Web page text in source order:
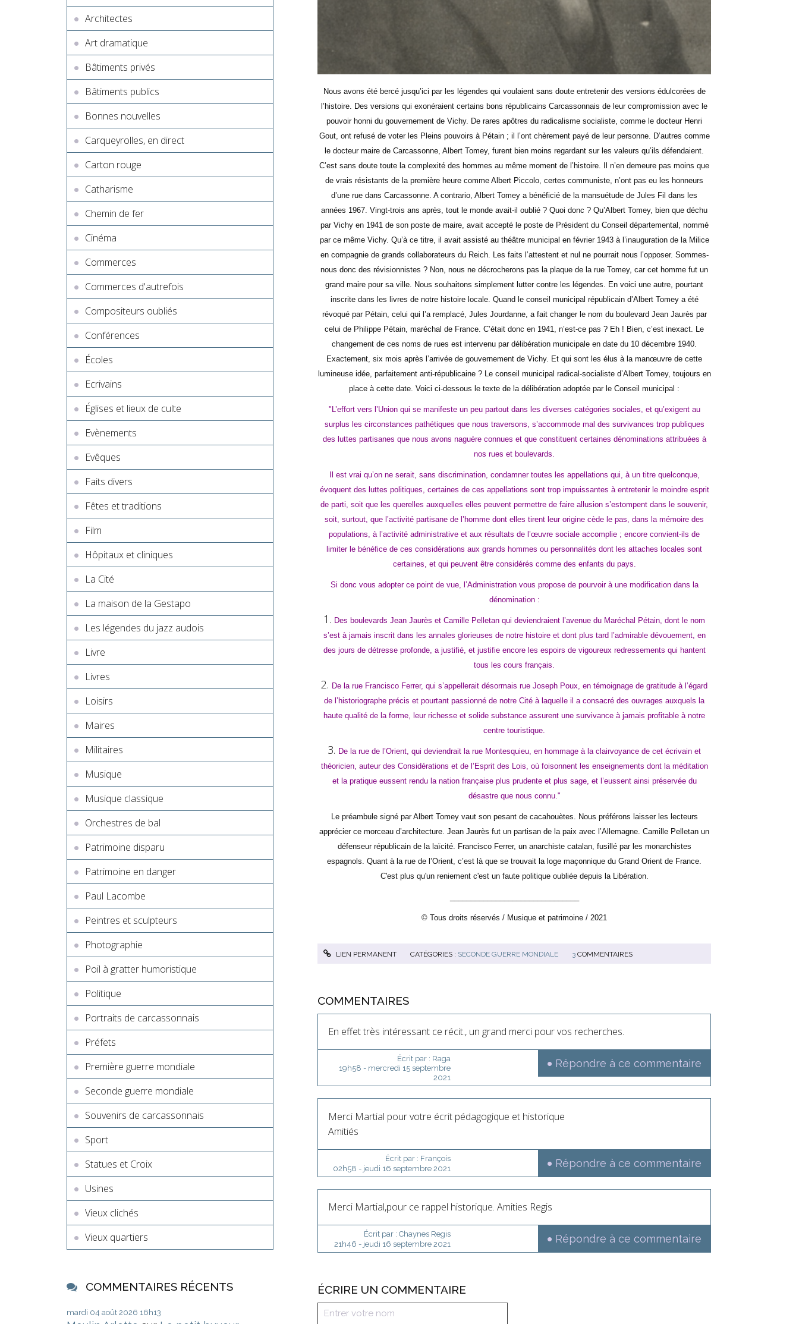
Architectes
Art dramatique
Bâtiments privés
Bâtiments publics
Bonnes nouvelles
Carqueyrolles, en direct
Carton rouge
Catharisme
Chemin de fer
Cinéma
Commerces
Commerces d'autrefois
Compositeurs oubliés
Conférences
Écoles
Ecrivains
Églises et lieux de culte
Evènements
Evêques
Faits divers
Fêtes et traditions
Film
Hôpitaux et cliniques
La Cité
La maison de la Gestapo
Les légendes du jazz audois
Livre
Livres
Loisirs
Maires
Militaires
Musique
Musique classique
Orchestres de bal
Patrimoine disparu
Patrimoine en danger
Paul Lacombe
Peintres et sculpteurs
Photographie
Poil à gratter humoristique
Politique
Portraits de carcassonnais
Préfets
Première guerre mondiale
Seconde guerre mondiale
Souvenirs de carcassonnais
Sport
Statues et Croix
Usines
Vieux clichés
Vieux quartiers
COMMENTAIRES RÉCENTS
mardi 04 août 2026 16h13
Nous avons été bercé jusqu’ici par les légendes qui voulaient sans doute entretenir des versions édulcorées de
l’histoire. Des versions qui exonéraient certains bons républicains Carcassonnais de leur compromission avec le
pouvoir honni du gouvernement de Vichy. De rares apôtres du radicalisme socialiste, comme le docteur Henri
Gout, ont refusé de voter les Pleins pouvoirs à Pétain ; il l’ont chèrement payé de leur personne. D’autres comme
le docteur maire de Carcassonne, Albert Tomey, furent bien moins regardant sur les valeurs qu’ils défendaient.
C’est sans doute toute la complexité des hommes au même moment de l’histoire. Il n’en demeure pas moins que
de vrais résistants de la première heure comme Albert Piccolo, certes communiste, n’ont pas eu les honneurs
d’une rue dans Carcassonne. A contrario, Albert Tomey a bénéficié de la mansuétude de Jules Fil dans les
années 1967. Vingt-trois ans après, tout le monde avait-il oublié ? Quoi donc ? Qu’Albert Tomey, bien que déchu
par Vichy en 1941 de son poste de maire, avait accepté le poste de Président du Conseil départemental, nommé
par ce même Vichy. Qu’à ce titre, il avait assisté au théâtre municipal en février 1943 à l’inauguration de la Milice
en compagnie de grands collaborateurs du Reich. Les faits l’attestent et nul ne pourrait nous l’opposer. Sommes-
nous donc des révisionnistes ? Non, nous ne décrocherons pas la plaque de la rue Tomey, car cet homme fut un
grand maire pour sa ville. Nous souhaitons simplement lutter contre les légendes. En voici une autre, pourtant
inscrite dans les livres de notre histoire locale. Quand le conseil municipal républicain d’Albert Tomey a été
révoqué par Pétain, celui qui l’a remplacé, Jules Jourdanne, a fait changer le nom du boulevard Jean Jaurès par
celui de Philippe Pétain, maréchal de France. C’était donc en 1941, n’est-ce pas ? Eh ! Bien, c’est inexact. Le
changement de ces noms de rues est intervenu par délibération municipale en date du 10 décembre 1940.
Exactement, six mois après l’arrivée de gouvernement de Vichy. Et qui sont les élus à la manœuvre de cette
lumineuse idée, parfaitement anti-républicaine ? Le conseil municipal radical-socialiste d’Albert Tomey, toujours en
place à cette date. Voici ci-dessous le texte de la délibération adoptée par le Conseil municipal :
"L’effort vers l’Union qui se manifeste un peu partout dans les diverses catégories sociales, et qu’exigent au
surplus les circonstances pathétiques que nous traversons, s’accommode mal des survivances trop publiques
des luttes partisanes que nous avons naguère connues et que constituent certaines dénominations attribuées à
nos rues et boulevards.
Il est vrai qu’on ne serait, sans discrimination, condamner toutes les appellations qui, à un titre quelconque,
évoquent des luttes politiques, certaines de ces appellations sont trop impuissantes à entretenir le moindre esprit
de parti, soit que les querelles auxquelles elles peuvent permettre de faire allusion s’estompent dans le souvenir,
soit, surtout, que l’activité partisane de l’homme dont elles tirent leur origine cède le pas, dans la mémoire des
populations, à l’activité administrative et aux résultats de l’œuvre sociale accomplie ; encore convient-ils de
limiter le bénéfice de ces considérations aux grands hommes ou personnalités dont les attaches locales sont
certaines, et qui peuvent être considérés comme des enfants du pays.
Si donc vous adopter ce point de vue, l’Administration vous propose de pourvoir à une modification dans la
dénomination :
Des boulevards Jean Jaurès et Camille Pelletan qui deviendraient l’avenue du Maréchal Pétain, dont le nom
s’est à jamais inscrit dans les annales glorieuses de notre histoire et dont plus tard l’admirable dévouement, en
des jours de détresse profonde, a justifié, et justifie encore les espoirs de vigoureux redressements qui hantent
tous les cours français.
De la rue Francisco Ferrer, qui s’appellerait désormais rue Joseph Poux, en témoignage de gratitude à l’égard
de l’historiographe précis et pourtant passionné de notre Cité à laquelle il a consacré des ouvrages auxquels la
haute qualité de la forme, leur richesse et solide substance assurent une survivance à jamais profitable à notre
centre touristique.
De la rue de l’Orient, qui deviendrait la rue Montesquieu, en hommage à la clairvoyance de cet écrivain et
théoricien, auteur des Considérations et de l’Esprit des Lois, où foisonnent les enseignements dont la méditation
et la pratique eussent rendu la nation française plus prudente et plus sage, et l’eussent ainsi préservée du
désastre que nous connu."
Le préambule signé par Albert Tomey vaut son pesant de cacahouètes. Nous préférons laisser les lecteurs
apprécier ce morceau d’architecture. Jean Jaurès fut un partisan de la paix avec l’Allemagne. Camille Pelletan un
défenseur républicain de la laïcité. Francisco Ferrer, un anarchiste catalan, fusillé par les monarchistes
espagnols. Quant à la rue de l’Orient, c’est là que se trouvait la loge maçonnique du Grand Orient de France.
C'est plus qu'un reniement c'est un faute politique oubliée depuis la Libération.
© Tous droits réservés / Musique et patrimoine / 2021
LIEN PERMANENT CATÉGORIES : SECONDE GUERRE MONDIALE 3 COMMENTAIRES
COMMENTAIRES
En effet très intéressant ce récit., un grand merci pour vos recherches.
Écrit par : Raga
19h58 - mercredi 15 septembre
2021
Répondre à ce commentaire
Merci Martial pour votre écrit pédagogique et historique
Amitiés
Écrit par : François
02h58 - jeudi 16 septembre 2021 Répondre à ce commentaire
Merci Martial,pour ce rappel historique. Amities Regis
Écrit par : Chaynes Regis
21h46 - jeudi 16 septembre 2021 Répondre à ce commentaire
ÉCRIRE UN COMMENTAIRE